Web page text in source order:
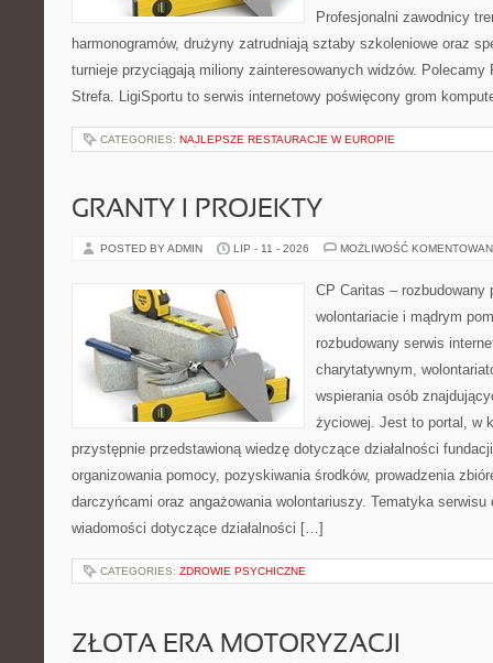
Profesjonalni zawodnicy
harmonogramów, drużyny zatrudniają sztaby szkoleniowe oraz
turnieje przyciągają miliony zainteresowanych widzów.
Strefa. LigiSportu to serwis internetowy poświęcony grom
CATEGORIES: NAJLEPSZE RESTAURACJE W EUROPIE
GRANTY I PROJEKTY
POSTED BY ADMIN LIP - 11 - 2026 MOŻLIWOŚĆ
CP Caritas – rozbudowany
wolontariacie i mądrym
rozbudowany serwis
charytatywnym,
wspierania osób
życiowej. Jest to portal, w
przystępnie przedstawioną wiedzę dotyczące działalności
organizowania pomocy, pozyskiwania środków, prowadzenia
darczyńcami oraz angażowania wolontariuszy. Tematyka
wiadomości dotyczące działalności […]
CATEGORIES: ZDROWIE PSYCHICZNE
ZŁOTA ERA MOTORYZACJI